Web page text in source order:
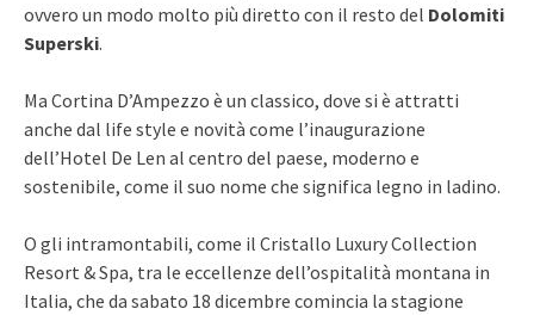
ovvero un modo molto più diretto con il resto del Dolomiti
Superski.
Ma Cortina D’Ampezzo è un classico, dove si è attratti
anche dal life style e novità come l’inaugurazione
dell’Hotel De Len al centro del paese, moderno e
sostenibile, come il suo nome che significa legno in ladino.
O gli intramontabili, come il Cristallo Luxury Collection
Resort & Spa, tra le eccellenze dell’ospitalità montana in
Italia, che da sabato 18 dicembre comincia la stagione